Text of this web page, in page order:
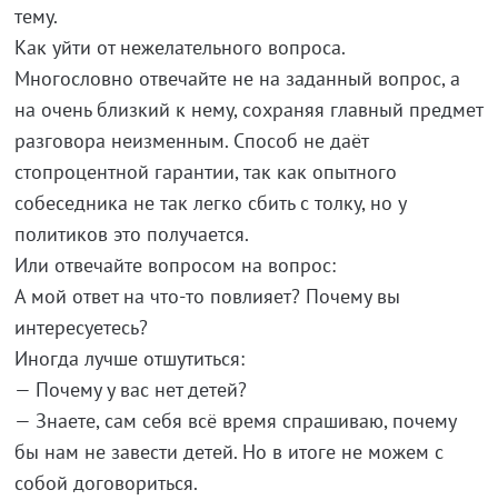
тему.
Как уйти от нежелательного вопроса.
Многословно отвечайте не на заданный вопрос, а
на очень близкий к нему, сохраняя главный предмет
разговора неизменным. Способ не даёт
стопроцентной гарантии, так как опытного
собеседника не так легко сбить с толку, но у
политиков это получается.
Или отвечайте вопросом на вопрос:
А мой ответ на что-то повлияет? Почему вы
интересуетесь?
Иногда лучше отшутиться:
— Почему у вас нет детей?
— Знаете, сам себя всё время спрашиваю, почему
бы нам не завести детей. Но в итоге не можем с
собой договориться.